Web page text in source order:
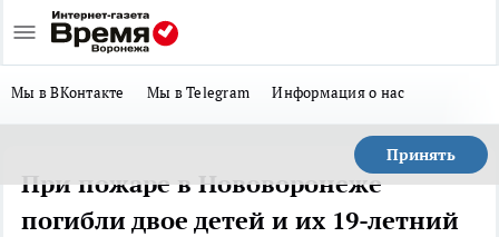
Мы в ВКонтакте Мы в Telegram Информация о нас
Принять
При пожаре в Нововоронеже
погибли двое детей и их 19-летний